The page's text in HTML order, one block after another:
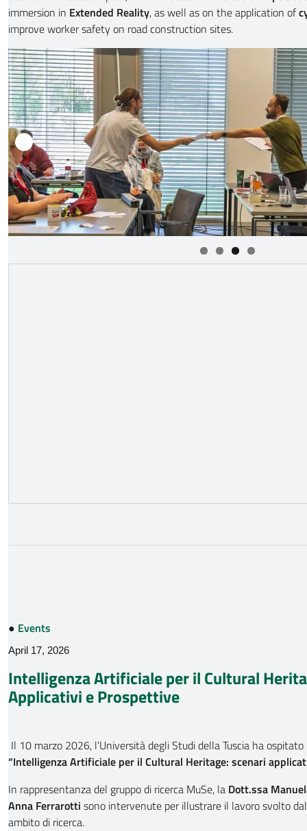
immersion in Extended Reality, as well as on the application of
improve worker safety on road construction sites.
● Events
April 17, 2026
Intelligenza Artificiale per il Cultural
Applicativi e Prospettive
Il 10 marzo 2026, l’Università degli Studi della Tuscia ha
“Intelligenza Artificiale per il Cultural Heritage: scenari
In rappresentanza del gruppo di ricerca MuSe, la Dott.ssa
Anna Ferrarotti sono intervenute per illustrare il lavoro svolto
ambito di ricerca.